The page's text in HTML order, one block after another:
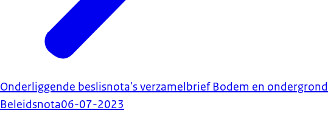
Onderliggende beslisnota's verzamelbrief Bodem en ondergrond
Beleidsnota06-07-2023